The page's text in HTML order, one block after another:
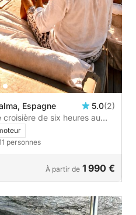
Espagne 5.0(2)
de six heures au
côtière
personnes
À partir de 1 990 €